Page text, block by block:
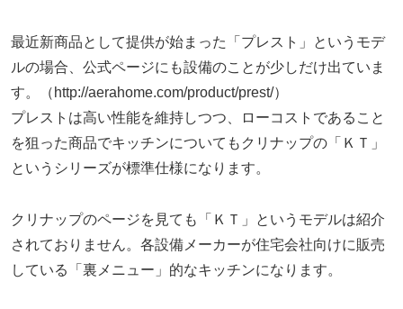
最近新商品として提供が始まった「プレスト」というモデ
ルの場合、公式ページにも設備のことが少しだけ出ていま
す。（http://aerahome.com/product/prest/）
プレストは高い性能を維持しつつ、ローコストであること
を狙った商品でキッチンについてもクリナップの「ＫＴ」
というシリーズが標準仕様になります。
クリナップのページを見ても「ＫＴ」というモデルは紹介
されておりません。各設備メーカーが住宅会社向けに販売
している「裏メニュー」的なキッチンになります。